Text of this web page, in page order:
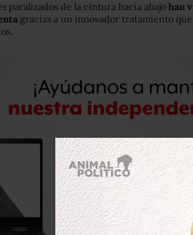
paralizados de la cintura hacia abajo han
gracias a un innovador tratamiento